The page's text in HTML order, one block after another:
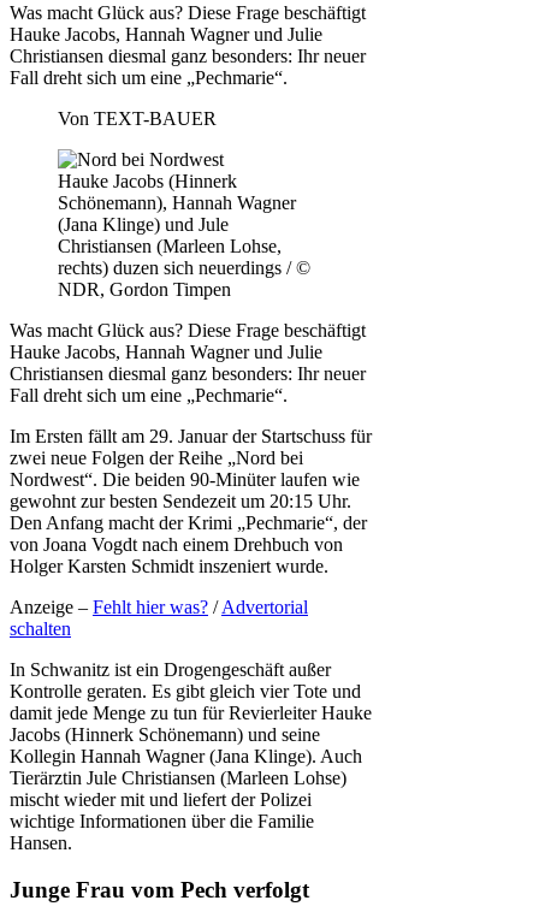
Was macht Glück aus? Diese Frage beschäftigt
Hauke Jacobs, Hannah Wagner und Julie
Christiansen diesmal ganz besonders: Ihr neuer
Fall dreht sich um eine „Pechmarie“.
Von TEXT-BAUER
Hauke Jacobs (Hinnerk
Schönemann), Hannah Wagner
(Jana Klinge) und Jule
Christiansen (Marleen Lohse,
rechts) duzen sich neuerdings / ©
NDR, Gordon Timpen
Was macht Glück aus? Diese Frage beschäftigt
Hauke Jacobs, Hannah Wagner und Julie
Christiansen diesmal ganz besonders: Ihr neuer
Fall dreht sich um eine „Pechmarie“.
Im Ersten fällt am 29. Januar der Startschuss für
zwei neue Folgen der Reihe „Nord bei
Nordwest“. Die beiden 90-Minüter laufen wie
gewohnt zur besten Sendezeit um 20:15 Uhr.
Den Anfang macht der Krimi „Pechmarie“, der
von Joana Vogdt nach einem Drehbuch von
Holger Karsten Schmidt inszeniert wurde.
Anzeige – Fehlt hier was? /Advertorial
schalten
In Schwanitz ist ein Drogengeschäft außer
Kontrolle geraten. Es gibt gleich vier Tote und
damit jede Menge zu tun für Revierleiter Hauke
Jacobs (Hinnerk Schönemann) und seine
Kollegin Hannah Wagner (Jana Klinge). Auch
Tierärztin Jule Christiansen (Marleen Lohse)
mischt wieder mit und liefert der Polizei
wichtige Informationen über die Familie
Hansen.
Junge Frau vom Pech verfolgt